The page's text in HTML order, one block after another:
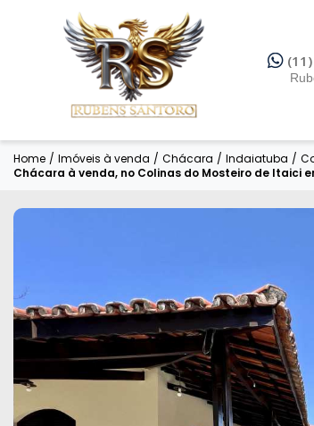
Home / Imóveis à venda / Chácara / Indaiatuba /
Chácara à venda, no Colinas do Mosteiro de Itaici